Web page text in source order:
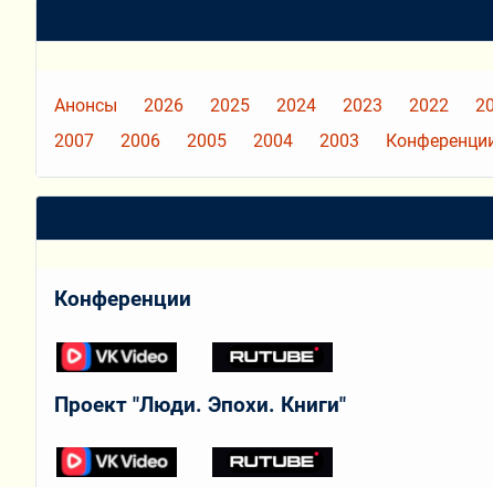
Анонсы 2026 2025 2024 2023 2022
2007
2006 2005 2004 2003
Конференции
Проект "Люди. Эпохи. Книги"